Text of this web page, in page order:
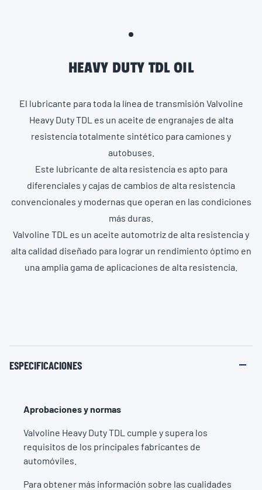
HEAVY DUTY TDL OIL
El lubricante para toda la línea de transmisión Valvoline
Heavy Duty TDL es un aceite de engranajes de alta
resistencia totalmente sintético para camiones y
autobuses.
Este lubricante de alta resistencia es apto para
diferenciales y cajas de cambios de alta resistencia
convencionales y modernas que operan en las condiciones
más duras.
Valvoline TDL es un aceite automotriz de alta resistencia y
alta calidad diseñado para lograr un rendimiento óptimo en
una amplia gama de aplicaciones de alta resistencia.
ESPECIFICACIONES
Aprobaciones y normas
Valvoline Heavy Duty TDL cumple y supera los
requisitos de los principales fabricantes de
automóviles.
Para obtener más información sobre las cualidades